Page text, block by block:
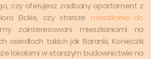
czy oferujesz zadbany apartament z
Ełckie, czy starsze mieszkanie do
zainteresowani mieszkaniami na
osiedlach takich jak Baranki, Konieczki
lokalami w starszym budownictwie na